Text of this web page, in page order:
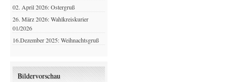
02. April 2026: Ostergruß
26. März 2026: Wahlkreiskurier
01/2026
16.Dezember 2025: Weihnachtsgruß
Bildervorschau